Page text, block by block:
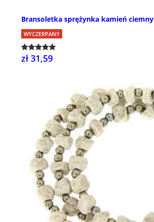
Bransoletka sprężynka kamień ciemny
WYCZERPANY
zł 31,59